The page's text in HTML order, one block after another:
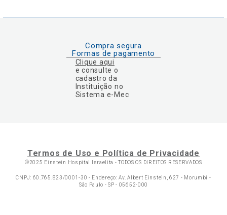
Compra segura
Formas de pagamento
Clique aqui
e consulte o
cadastro da
Instituição no
Sistema e-Mec
Termos de Uso e Política de Privacidade
©2025 Einstein Hospital Israelita -TODOS OS DIREITOS RESERVADOS
CNPJ: 60.765.823/0001-30 - Endereço: Av. Albert Einstein, 627 - Morumbi -
São Paulo - SP - 05652-000